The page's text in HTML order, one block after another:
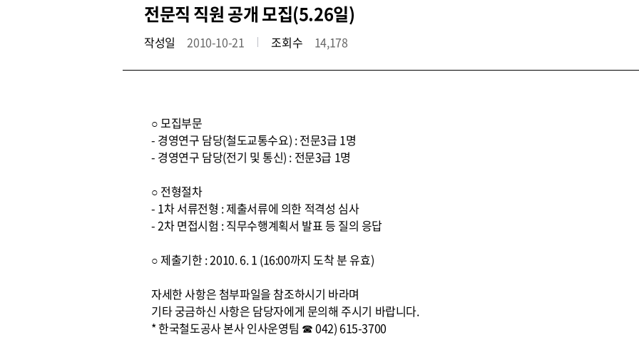
전문직 직원 공개 모집(5.26일)
작성일 2010-10-21 조회수 14,178
○ 모집부문
- 경영연구 담당(철도교통수요) : 전문3급 1명
- 경영연구 담당(전기 및 통신) : 전문3급 1명
○ 전형절차
- 1차 서류전형 : 제출서류에 의한 적격성 심사
- 2차 면접시험 : 직무수행계획서 발표 등 질의 응답
○ 제출기한 : 2010. 6. 1 (16:00까지 도착 분 유효)
자세한 사항은 첨부파일을 참조하시기 바라며
기타 궁금하신 사항은 담당자에게 문의해 주시기 바랍니다.
* 한국철도공사 본사 인사운영팀 ☎ 042) 615-3700